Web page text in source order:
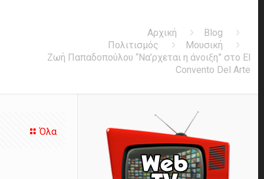
Αρχική
Blog
Πολιτισμός
Μουσική
Ζωή Παπαδοπούλου “Να’ρχεται η άνοιξη” στο El
Convento Del Arte
Όλα